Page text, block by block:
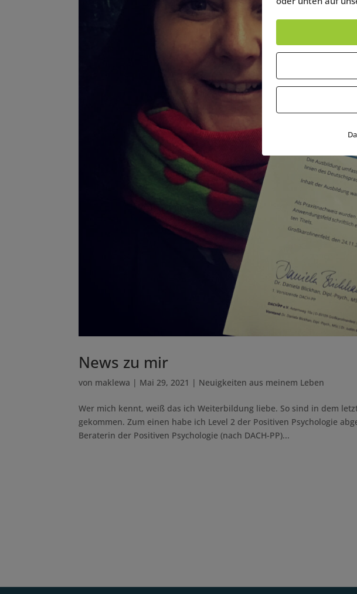
News zu mir
von maklewa | Mai 29, 2021 | Neuigkeiten aus meinem Leben
Wer mich kennt, weiß das ich Weiterbildung liebe. So sind in dem
gekommen. Zum einen habe ich Level 2 der Positiven Psychologie
Beraterin der Positiven Psychologie (nach DACH-PP)...